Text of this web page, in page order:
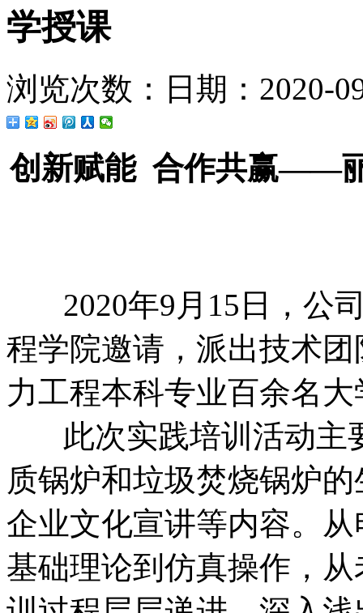
学授课
浏览次数： 日期：2020-
创新赋能 合作共赢——
2020年9月15日，公
程学院邀请，派出技术
力工程本科专业百余名
此次实践培训活动主
质锅炉和垃圾焚烧锅炉
企业文化宣讲等内容。
基础理论到仿真操作，